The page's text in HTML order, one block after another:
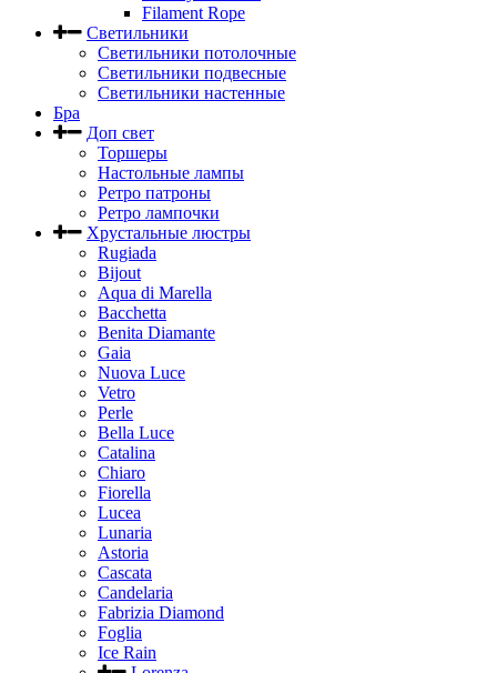
Filament Rope
Светильники
Светильники потолочные
Светильники подвесные
Светильники настенные
Бра
Доп свет
Торшеры
Настольные лампы
Ретро патроны
Ретро лампочки
Хрустальные люстры
Rugiada
Bijout
Aqua di Marella
Bacchetta
Benita Diamante
Gaia
Nuova Luce
Vetro
Perle
Bella Luce
Сatalina
Chiaro
Fiorella
Lucea
Lunaria
Astoria
Cascata
Candelaria
Fabrizia Diamond
Foglia
Ice Rain